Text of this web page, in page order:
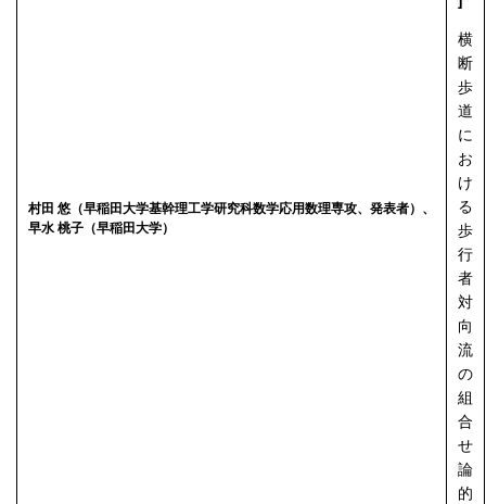
村田 悠（早稲田大学基幹理工学研究科数学応用数理専攻、発表者）、
早水 桃子（早稲田大学）
横
断
歩
道
に
お
け
る
歩
行
者
対
向
流
の
組
合
せ
論
的